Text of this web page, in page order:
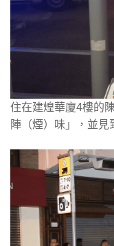
住在建煌華廈4樓的
陣（煙）味」，並